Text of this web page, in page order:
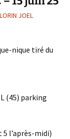
LORIN JOEL
nique tiré du
(45) parking
l’après-midi)